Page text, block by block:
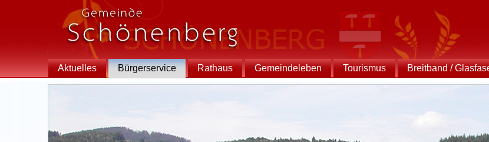
Aktuelles Bürgerservice Rathaus Gemeindeleben Tourismus Breitband /